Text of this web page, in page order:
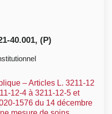
40.001, (P)
– Articles L. 3211-12
12-4 à 3211-12-5 et
1576 du 14 décembre